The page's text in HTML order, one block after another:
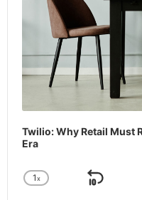
Twilio: Why Retail Must
Era
Change
1x
Skip